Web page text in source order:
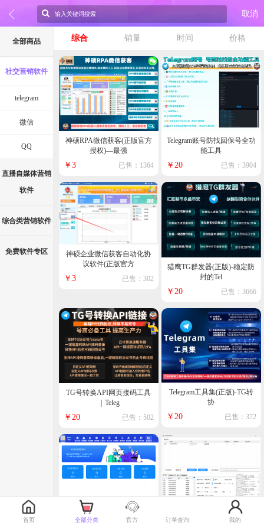
取消
首页 全部分类 官方 订单查询 我的
全部商品
社交营销软件
telegram
微信
QQ
直播自媒体营销
软件
综合类营销软件
免费软件专区
综合 销量 时间 价格
神硕RPA微信获客(正版官方
授权)—最强
￥3 已售：1364
Telegram账号防找回保号全功
能工具
￥20 已售：3904
神硕企业微信获客自动化协
议软件(正版官方
￥3 已售：302
猎鹰TG群发器(正版)-稳定防
封的Tel
￥20 已售：3666
TG号转换API网页接码工具
｜Teleg
￥20 已售：502
Telegram工具集(正版)-TG转
协
￥20 已售：372
微易宝微信跟圈爆粉营销(正
九星科技箱微信筛号爆粉(正
版)-自带防封